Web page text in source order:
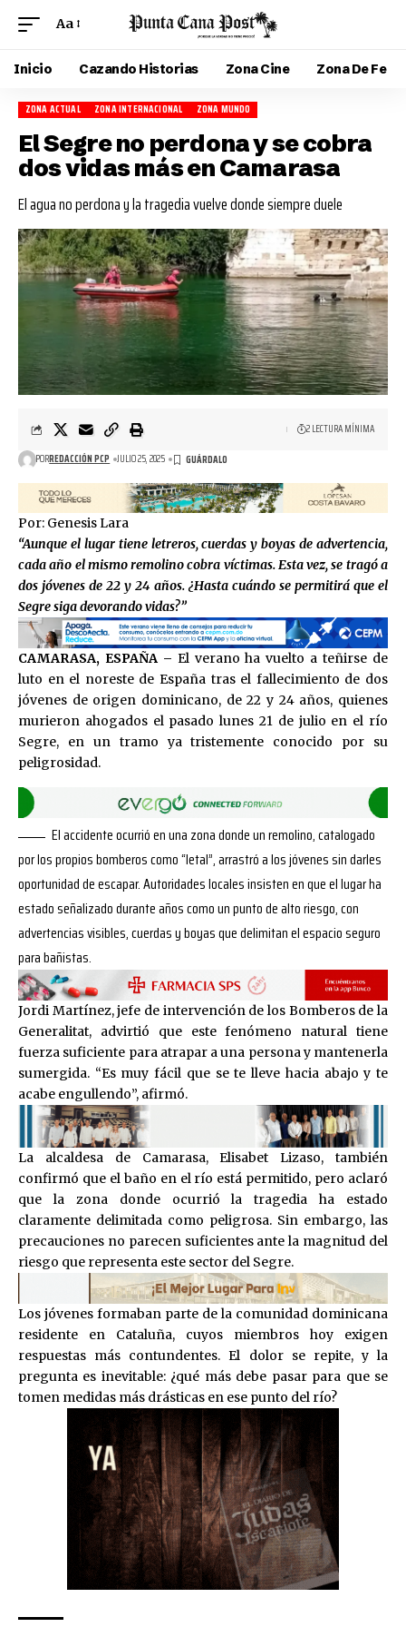
Aa
Inicio Cazando Historias Zona Cine Zona De Fe
ZONA ACTUAL ZONA INTERNACIONAL ZONA MUNDO
El Segre no perdona y se cobra
dos vidas más en Camarasa
El agua no perdona y la tragedia vuelve donde siempre duele
PORREDACCIÓN PCP JULIO 25, 2025
2 LECTURA MÍNIMA
Por: Genesis Lara
“Aunque el lugar tiene letreros, cuerdas y boyas de advertencia,
cada año el mismo remolino cobra víctimas. Esta vez, se tragó a
dos jóvenes de 22 y 24 años. ¿Hasta cuándo se permitirá que el
Segre siga devorando vidas?”
CAMARASA, ESPAÑA – El verano ha vuelto a teñirse de
luto en el noreste de España tras el fallecimiento de dos
jóvenes de origen dominicano, de 22 y 24 años, quienes
murieron ahogados el pasado lunes 21 de julio en el río
Segre, en un tramo ya tristemente conocido por su
peligrosidad.
El accidente ocurrió en una zona donde un remolino, catalogado
por los propios bomberos como “letal”, arrastró a los jóvenes sin darles
oportunidad de escapar. Autoridades locales insisten en que el lugar ha
estado señalizado durante años como un punto de alto riesgo, con
advertencias visibles, cuerdas y boyas que delimitan el espacio seguro
para bañistas.
Jordi Martínez, jefe de intervención de los Bomberos de la
Generalitat, advirtió que este fenómeno natural tiene
fuerza suficiente para atrapar a una persona y mantenerla
sumergida. “Es muy fácil que se te lleve hacia abajo y te
acabe engullendo”, afirmó.
La alcaldesa de Camarasa, Elisabet Lizaso, también
confirmó que el baño en el río está permitido, pero aclaró
que la zona donde ocurrió la tragedia ha estado
claramente delimitada como peligrosa. Sin embargo, las
precauciones no parecen suficientes ante la magnitud del
riesgo que representa este sector del Segre.
Los jóvenes formaban parte de la comunidad dominicana
residente en Cataluña, cuyos miembros hoy exigen
respuestas más contundentes. El dolor se repite, y la
pregunta es inevitable: ¿qué más debe pasar para que se
tomen medidas más drásticas en ese punto del río?